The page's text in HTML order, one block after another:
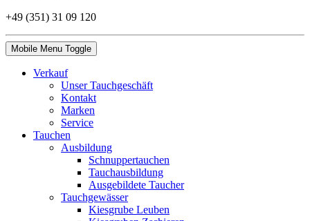
+49 (351) 31 09 120
Mobile Menu Toggle
Verkauf
Unser Tauchgeschäft
Kontakt
Marken
Service
Tauchen
Ausbildung
Schnuppertauchen
Tauchausbildung
Ausgebildete Taucher
Tauchgewässer
Kiesgrube Leuben